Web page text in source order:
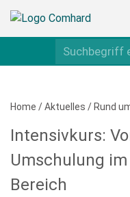
Home /Aktuelles / Rund
Intensivkurs:
Umschulung
Bereich